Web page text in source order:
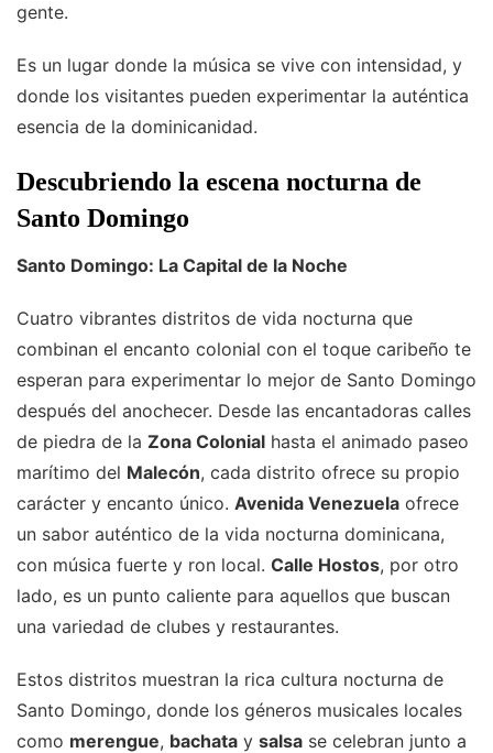
gente.
Es un lugar donde la música se vive con intensidad, y
donde los visitantes pueden experimentar la auténtica
esencia de la dominicanidad.
Descubriendo la escena nocturna de
Santo Domingo
Santo Domingo: La Capital de la Noche
Cuatro vibrantes distritos de vida nocturna que
combinan el encanto colonial con el toque caribeño te
esperan para experimentar lo mejor de Santo Domingo
después del anochecer. Desde las encantadoras calles
de piedra de la Zona Colonial hasta el animado paseo
marítimo del Malecón, cada distrito ofrece su propio
carácter y encanto único. Avenida Venezuela ofrece
un sabor auténtico de la vida nocturna dominicana,
con música fuerte y ron local. Calle Hostos, por otro
lado, es un punto caliente para aquellos que buscan
una variedad de clubes y restaurantes.
Estos distritos muestran la rica cultura nocturna de
Santo Domingo, donde los géneros musicales locales
como merengue, bachata y salsa se celebran junto a